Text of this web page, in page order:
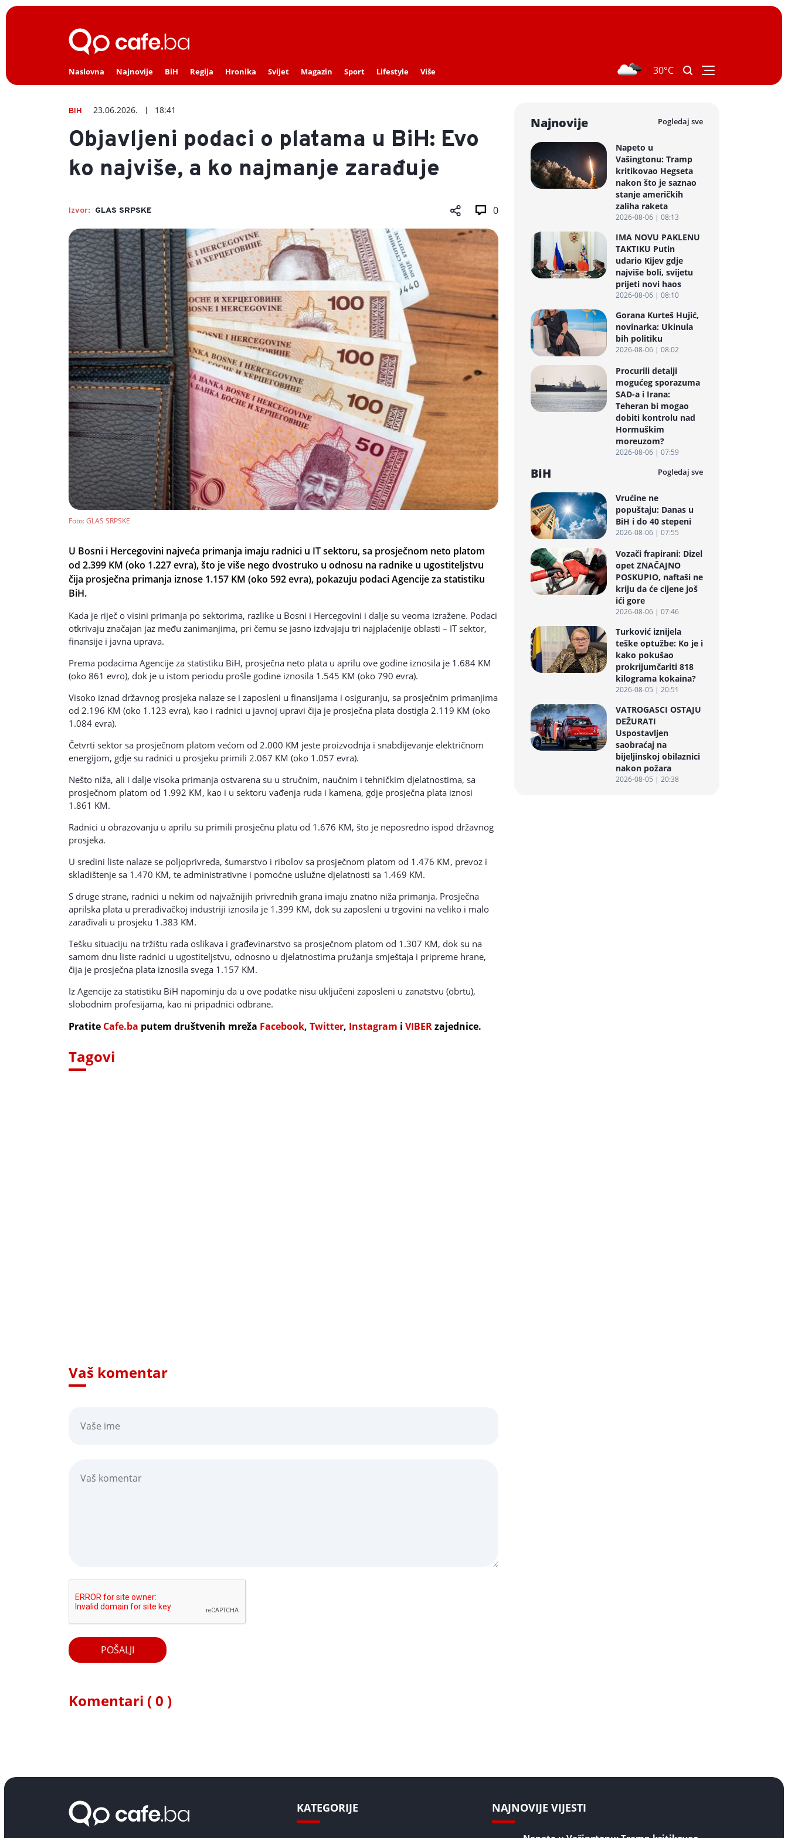
Naslovna Najnovije BiH Regija Hronika Svijet Magazin Sport Lifestyle Više 30°C
BIH 23.06.2026. 18:41
Objavljeni podaci o platama u BiH: Evo
ko najviše, a ko najmanje zarađuje
Izvor: GLAS SRPSKE 0
Foto: GLAS SRPSKE
U Bosni i Hercegovini najveća primanja imaju radnici u IT sektoru, sa prosječnom neto platom
od 2.399 KM (oko 1.227 evra), što je više nego dvostruko u odnosu na radnike u ugostiteljstvu
čija prosječna primanja iznose 1.157 KM (oko 592 evra), pokazuju podaci Agencije za statistiku
BiH.
Kada je riječ o visini primanja po sektorima, razlike u Bosni i Hercegovini i dalje su veoma izražene. Podaci
otkrivaju značajan jaz među zanimanjima, pri čemu se jasno izdvajaju tri najplaćenije oblasti – IT sektor,
finansije i javna uprava.
Prema podacima Agencije za statistiku BiH, prosječna neto plata u aprilu ove godine iznosila je 1.684 KM
(oko 861 evro), dok je u istom periodu prošle godine iznosila 1.545 KM (oko 790 evra).
Visoko iznad državnog prosjeka nalaze se i zaposleni u finansijama i osiguranju, sa prosječnim primanjima
od 2.196 KM (oko 1.123 evra), kao i radnici u javnoj upravi čija je prosječna plata dostigla 2.119 KM (oko
1.084 evra).
Četvrti sektor sa prosječnom platom većom od 2.000 KM jeste proizvodnja i snabdijevanje električnom
energijom, gdje su radnici u prosjeku primili 2.067 KM (oko 1.057 evra).
Nešto niža, ali i dalje visoka primanja ostvarena su u stručnim, naučnim i tehničkim djelatnostima, sa
prosječnom platom od 1.992 KM, kao i u sektoru vađenja ruda i kamena, gdje prosječna plata iznosi
1.861 KM.
Radnici u obrazovanju u aprilu su primili prosječnu platu od 1.676 KM, što je neposredno ispod državnog
prosjeka.
U sredini liste nalaze se poljoprivreda, šumarstvo i ribolov sa prosječnom platom od 1.476 KM, prevoz i
skladištenje sa 1.470 KM, te administrativne i pomoćne uslužne djelatnosti sa 1.469 KM.
S druge strane, radnici u nekim od najvažnijih privrednih grana imaju znatno niža primanja. Prosječna
aprilska plata u prerađivačkoj industriji iznosila je 1.399 KM, dok su zaposleni u trgovini na veliko i malo
zarađivali u prosjeku 1.383 KM.
Tešku situaciju na tržištu rada oslikava i građevinarstvo sa prosječnom platom od 1.307 KM, dok su na
samom dnu liste radnici u ugostiteljstvu, odnosno u djelatnostima pružanja smještaja i pripreme hrane,
čija je prosječna plata iznosila svega 1.157 KM.
Iz Agencije za statistiku BiH napominju da u ove podatke nisu uključeni zaposleni u zanatstvu (obrtu),
slobodnim profesijama, kao ni pripadnici odbrane.
Pratite Cafe.ba putem društvenih mreža Facebook, Twitter, Instagram i VIBERzajednice.
Tagovi
Vaš komentar
POŠALJI
Komentari ( 0 )
Najnovije Pogledaj sve
Napeto u
Vašingtonu: Tramp
kritikovao Hegseta
nakon što je saznao
stanje američkih
zaliha raketa
2026-08-06 | 08:13
IMA NOVU PAKLENU
TAKTIKU Putin
udario Kijev gdje
najviše boli, svijetu
prijeti novi haos
2026-08-06 | 08:10
Gorana Kurteš Hujić,
novinarka: Ukinula
bih politiku
2026-08-06 | 08:02
Procurili detalji
mogućeg sporazuma
SAD-a i Irana:
Teheran bi mogao
dobiti kontrolu nad
Hormuškim
moreuzom?
2026-08-06 | 07:59
BiH Pogledaj sve
Vrućine ne
popuštaju: Danas u
BiH i do 40 stepeni
2026-08-06 | 07:55
Vozači frapirani: Dizel
opet ZNAČAJNO
POSKUPIO, naftaši ne
kriju da će cijene još
ići gore
2026-08-06 | 07:46
Turković iznijela
teške optužbe: Ko je i
kako pokušao
prokrijumčariti 818
kilograma kokaina?
2026-08-05 | 20:51
VATROGASCI OSTAJU
DEŽURATI
Uspostavljen
saobraćaj na
bijeljinskoj obilaznici
nakon požara
2026-08-05 | 20:38
KATEGORIJE NAJNOVIJE VIJESTI